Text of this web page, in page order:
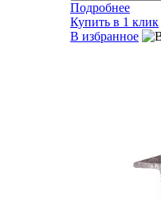
Подробнее
Купить в 1 клик
В избранное